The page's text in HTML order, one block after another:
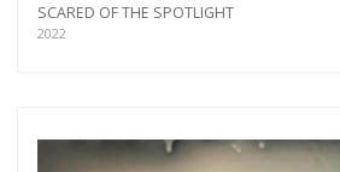
SCARED OF THE SPOTLIGHT
2022